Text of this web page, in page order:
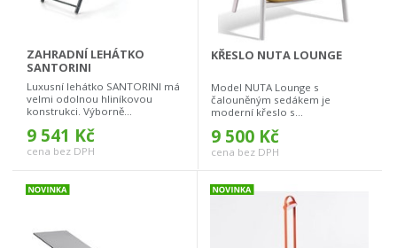
ZAHRADNÍ LEHÁTKO
SANTORINI
Luxusní lehátko SANTORINI má
velmi odolnou hliníkovou
konstrukci. Výborně...
9 541 Kč
cena bez DPH
KŘESLO NUTA LOUNGE
Model NUTA Lounge s
čalouněným sedákem je
moderní křeslo s...
9 500 Kč
cena bez DPH